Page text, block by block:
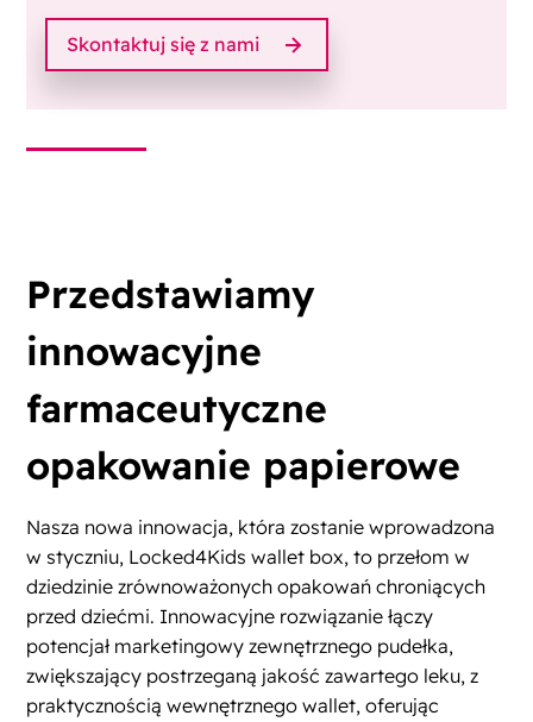
Skontaktuj się z nami
Przedstawiamy
innowacyjne
farmaceutyczne
opakowanie papierowe
Nasza nowa innowacja, która zostanie wprowadzona
w styczniu, Locked4Kids wallet box, to przełom w
dziedzinie zrównoważonych opakowań chroniących
przed dziećmi. Innowacyjne rozwiązanie łączy
potencjał marketingowy zewnętrznego pudełka,
zwiększający postrzeganą jakość zawartego leku, z
praktycznością wewnętrznego wallet, oferując